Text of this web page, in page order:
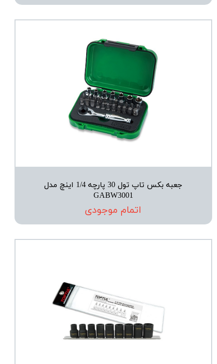
جعبه بکس تاپ تول 30 پارچه 1/4 اینچ مدل
GABW3001
اتمام موجودی